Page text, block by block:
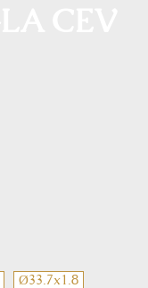
Ø33.7x1.8